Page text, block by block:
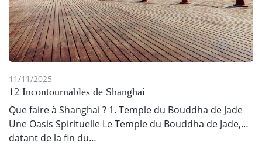
11/11/2025
12 Incontournables de Shanghai
Que faire à Shanghai ? 1. Temple du Bouddha de Jade
Une Oasis Spirituelle Le Temple du Bouddha de Jade,
datant de la fin du…